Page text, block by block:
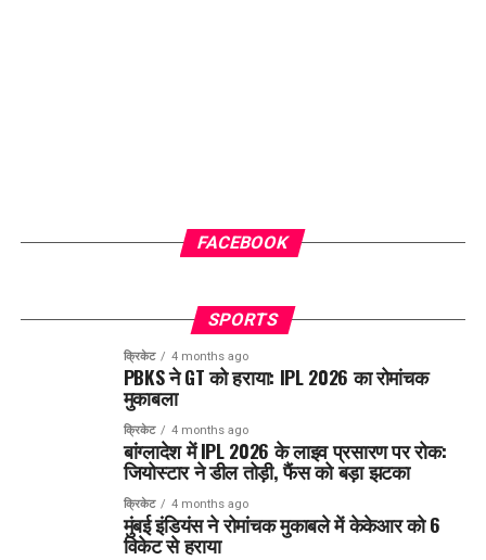
FACEBOOK
SPORTS
क्रिकेट 4 months ago
PBKS ने GT को हराया: IPL 2026 का रोमांचक
मुकाबला
क्रिकेट 4 months ago
बांग्लादेश में IPL 2026 के लाइव प्रसारण पर रोक:
जियोस्टार ने डील तोड़ी, फैंस को बड़ा झटका
क्रिकेट 4 months ago
मुंबई इंडियंस ने रोमांचक मुकाबले में केकेआर को 6
विकेट से हराया